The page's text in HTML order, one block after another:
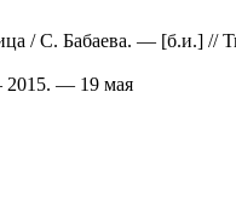
/ С. Бабаева. — [б.и.]
2015. — 19 мая